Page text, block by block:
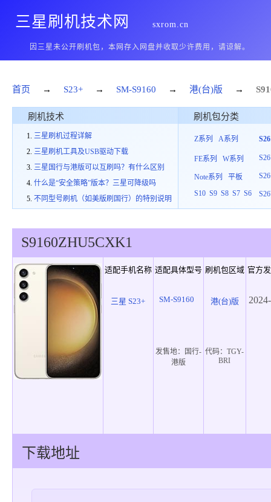
三星刷机技术网 sxrom.cn
因三星未公开刷机包，本网存入网盘并收取少许费用，请谅解。
首页 → S23+ → SM-S9160 → 港(台)版 →
刷机技术
三星刷机过程详解
三星刷机工具及USB驱动下载
三星国行与港版可以互刷吗？有什么区别
什么是“安全策略”版本？三星可降级吗
不同型号刷机（如美版刷国行）的特别说明
刷机包分类
Z系列 A系列
FE系列 W系列
Note系列
平板
S10 S9 S8 S7 S6
S26
S9160ZHU5CXK1
适配手机名称 适配具体型号 刷机包区域 官方
三星 S23+ SM-S9160 港(台)版
发售地：
国行-
港版
代码：TGY-
BRI
下载地址